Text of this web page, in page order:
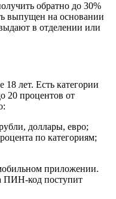
обратно до 30%
выпущен на основании
в отделении или
18 лет. Есть категории
20 процентов от
доллары, евро;
по категориям;
приложении.
ПИН-код поступит